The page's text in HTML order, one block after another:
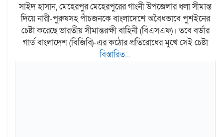
সাইদ হাসান, মেহেরপুর মেহেরপুরের গাংনী উপজেলার ধলা সীমান্ত
দিয়ে নারী-পুরুষসহ পাঁচজনকে বাংলাদেশে অবৈধভাবে পুশইনের
চেষ্টা করেছে ভারতীয় সীমান্তরক্ষী বাহিনী (বিএসএফ)। তবে বর্ডার
গার্ড বাংলাদেশ (বিজিবি)-এর কঠোর প্রতিরোধের মুখে সেই চেষ্টা
বিস্তারিত...